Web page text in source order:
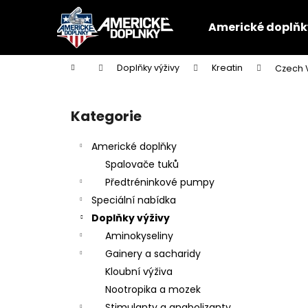
Americké
Domů Doplňky výživy Kreatin Czech
Přeskočit
kategorie
Kategorie
Americké doplňky
Spalovače tuků
Předtréninkové pumpy
Speciální nabídka
Doplňky výživy
Aminokyseliny
Gainery a sacharidy
Kloubní výživa
Nootropika a mozek
í
Zpět
do
Zpět
do